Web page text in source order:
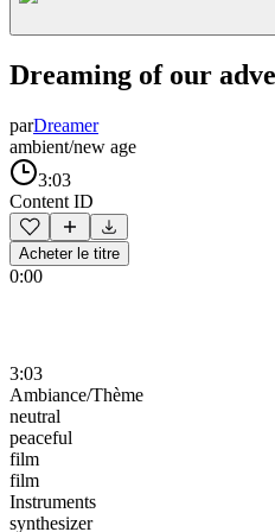
Dreaming of our
parDreamer
ambient/new age
3:03
Content ID
Acheter le titre
0:00
3:03
Ambiance/Thème
neutral
peaceful
film
film
Instruments
synthesizer